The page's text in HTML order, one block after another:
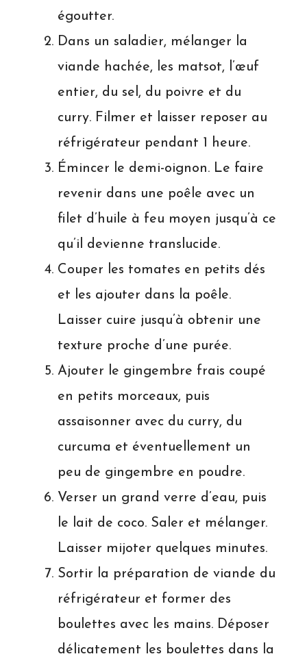
égoutter.
Dans un saladier, mélanger la
viande hachée, les matsot, l’œuf
entier, du sel, du poivre et du
curry. Filmer et laisser reposer au
réfrigérateur pendant 1 heure.
Émincer le demi-oignon. Le faire
revenir dans une poêle avec un
filet d’huile à feu moyen jusqu’à ce
qu’il devienne translucide.
Couper les tomates en petits dés
et les ajouter dans la poêle.
Laisser cuire jusqu’à obtenir une
texture proche d’une purée.
Ajouter le gingembre frais coupé
en petits morceaux, puis
assaisonner avec du curry, du
curcuma et éventuellement un
peu de gingembre en poudre.
Verser un grand verre d’eau, puis
le lait de coco. Saler et mélanger.
Laisser mijoter quelques minutes.
Sortir la préparation de viande du
réfrigérateur et former des
boulettes avec les mains. Déposer
délicatement les boulettes dans la